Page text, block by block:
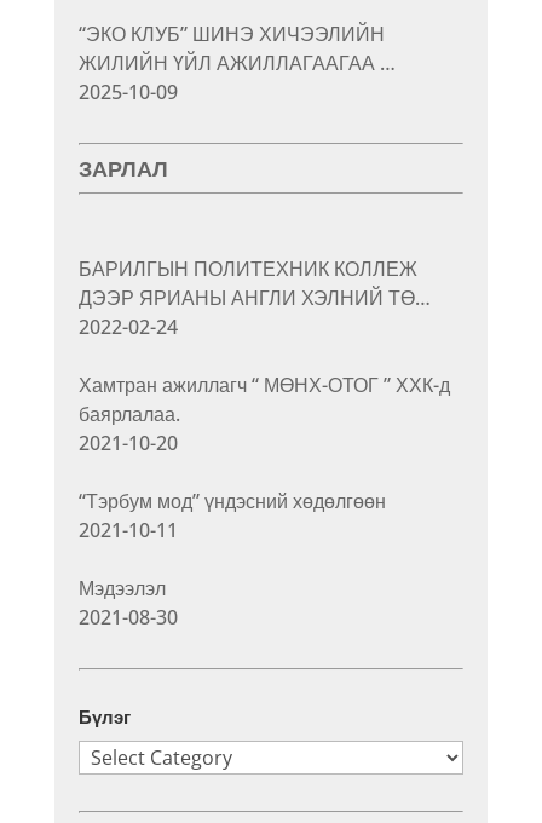
“ЭКО КЛУБ” ШИНЭ ХИЧЭЭЛИЙН
ЖИЛИЙН ҮЙЛ АЖИЛЛАГААГАА …
2025-10-09
ЗАРЛАЛ
БАРИЛГЫН ПОЛИТЕХНИК КОЛЛЕЖ
ДЭЭР ЯРИАНЫ АНГЛИ ХЭЛНИЙ ТӨ…
2022-02-24
Хамтран ажиллагч “ МӨНХ-ОТОГ ” ХХК-д
баярлалаа.
2021-10-20
“Тэрбум мод” үндэсний хөдөлгөөн
2021-10-11
Мэдээлэл
2021-08-30
Бүлэг
Бүлэг